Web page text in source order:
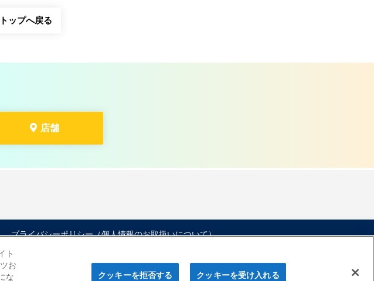
ップへ戻る
店舗
プライバシーポリシー（個人情報のお取扱いについて）
ト
お
な
クッキーを拒否する クッキーを受け入れる